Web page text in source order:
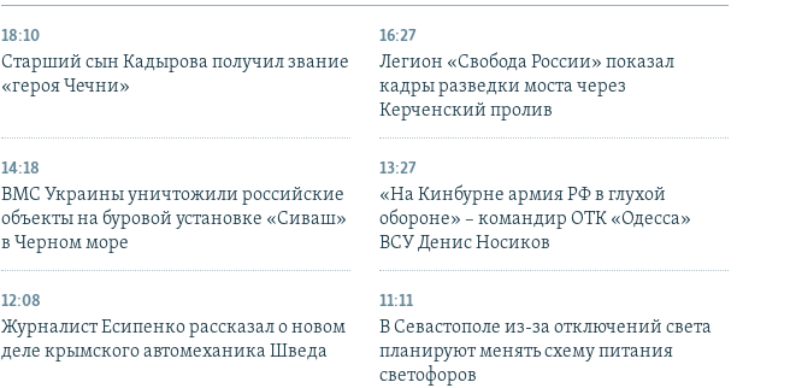
18:10
Старший сын Кадырова получил звание
«героя Чечни»
16:27
Легион «Свобода России» показал
кадры разведки моста через
Керченский пролив
14:18
ВМС Украины уничтожили российские
объекты на буровой установке «Сиваш»
в Черном море
13:27
«На Кинбурне армия РФ в глухой
обороне» – командир ОТК «Одесса»
ВСУ Денис Носиков
12:08
Журналист Есипенко рассказал о новом
деле крымского автомеханика Шведа
11:11
В Севастополе из-за отключений света
планируют менять схему питания
светофоров